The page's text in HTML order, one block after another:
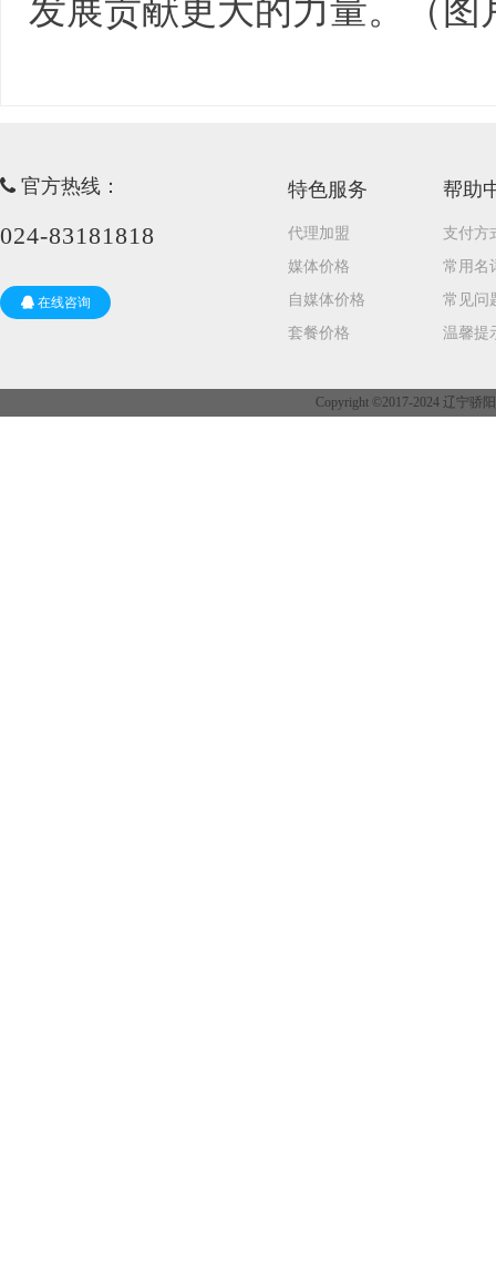
发展贡献更大的力量。（图
官方热线：
024-83181818
在线咨询
特色服务
代理加盟
媒体价格
自媒体价格
套餐价格
帮助
支付方
常用名
常见问
温馨提
Copyright ©2017-2024 辽宁骄